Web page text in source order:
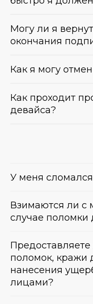
Могу ли я
окончания
Как я могу
Как проходит
девайса?
У меня
Взимаются ли с
случае поломки
поломок, кражи
нанесения
лицами?